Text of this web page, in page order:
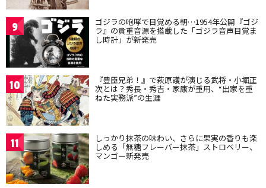
9 ゴジラの咆哮で目覚める朝…1954年公開『ゴジ
ラ』の貴重音源を搭載した「ゴジラ音声目覚ま
し時計」が新発売
10 『豊臣兄弟！』で萩原護が演じる武将・小堀正
次とは？秀長・秀吉・家康が重用、“出家を重
ねた実務派”の生涯
11 しっかり抹茶の味わい、さらに果実の香りも楽
しめる「無糖フレーバー抹茶」ストロベリー、
マンゴー新発売